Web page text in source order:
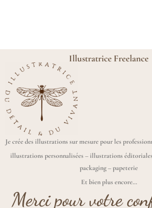
Illustratrice Freelance
Je crée des illustrations sur mesure pour les
illustrations personnalisées – illustrations
packaging – papeterie
Et bien plus encore…
Merci pour votre